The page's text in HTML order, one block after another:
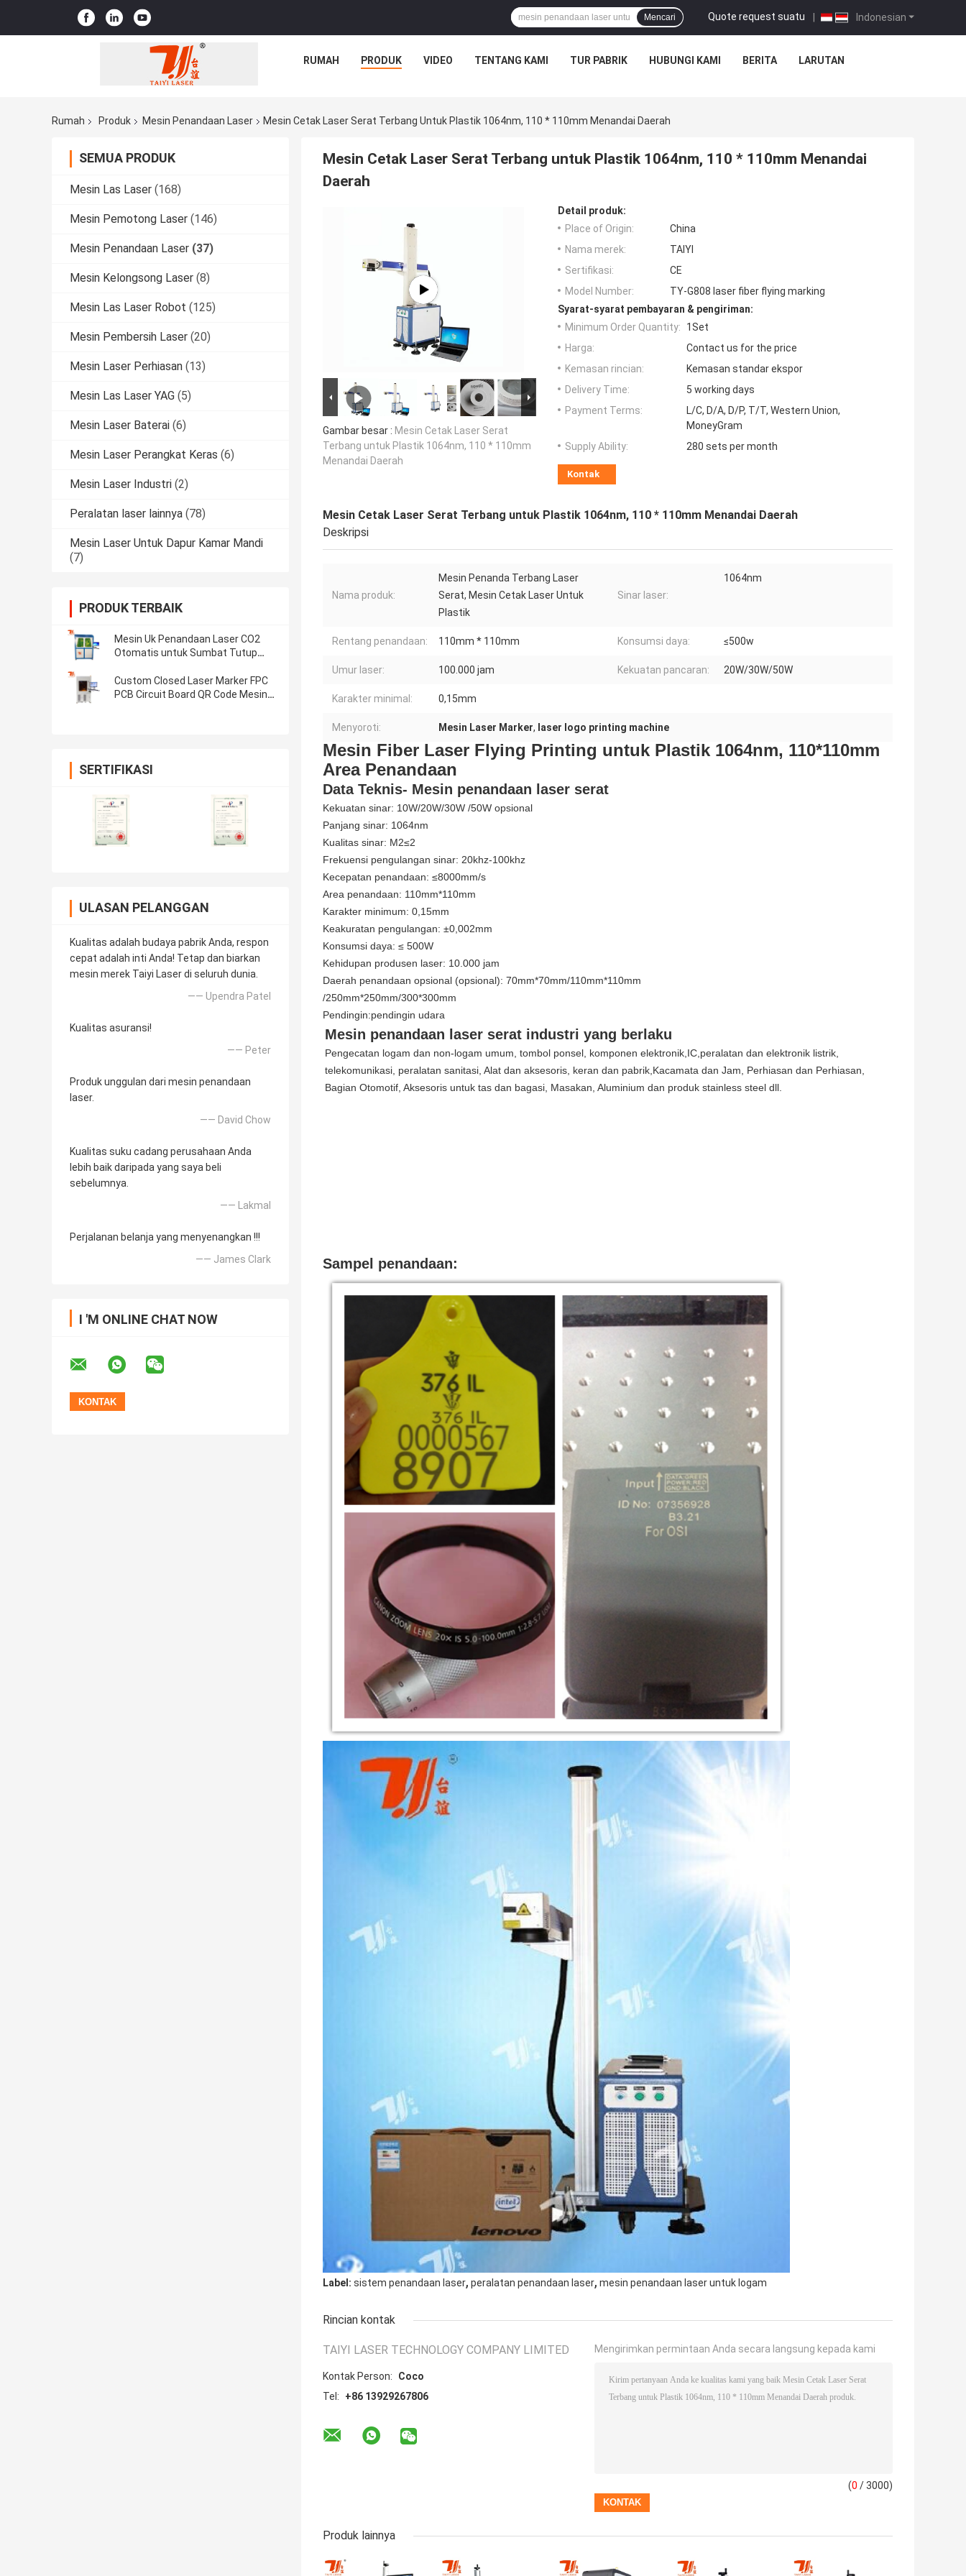
Indonesian
Quote request suatu |
Mencari
RUMAH PRODUK VIDEO TENTANG KAMI TUR PABRIK HUBUNGI KAMI BERITA LARUTAN
Rumah Produk Mesin Penandaan Laser Mesin Cetak Laser Serat Terbang Untuk Plastik 1064nm, 110 * 110mm Menandai Daerah
SEMUA PRODUK
Mesin Las Laser (168)
Mesin Pemotong Laser (146)
Mesin Penandaan Laser (37)
Mesin Kelongsong Laser (8)
Mesin Las Laser Robot (125)
Mesin Pembersih Laser (20)
Mesin Laser Perhiasan (13)
Mesin Las Laser YAG (5)
Mesin Laser Baterai (6)
Mesin Laser Perangkat Keras (6)
Mesin Laser Industri (2)
Peralatan laser lainnya (78)
Mesin Laser Untuk Dapur Kamar Mandi
(7)
PRODUK TERBAIK
Mesin Uk Penandaan Laser CO2
Otomatis untuk Sumbat Tutup
Custom Closed Laser Marker FPC
PCB Circuit Board QR Code Mesin
SERTIFIKASI
ULASAN PELANGGAN
Kualitas adalah budaya pabrik Anda, respon
cepat adalah inti Anda! Tetap dan biarkan
mesin merek Taiyi Laser di seluruh dunia.
—— Upendra Patel
Kualitas asuransi!
—— Peter
Produk unggulan dari mesin penandaan
laser.
—— David Chow
Kualitas suku cadang perusahaan Anda
lebih baik daripada yang saya beli
sebelumnya.
—— Lakmal
Perjalanan belanja yang menyenangkan !!!
—— James Clark
I 'M ONLINE CHAT NOW
Mesin Cetak Laser Serat Terbang untuk Plastik 1064nm, 110 * 110mm Menandai
Daerah
Gambar besar : Mesin Cetak Laser Serat
Terbang untuk Plastik 1064nm, 110 * 110mm
Menandai Daerah
Detail produk:
Place of Origin:
China
Nama merek:
TAIYI
Sertifikasi:
CE
Model Number:
TY-G808 laser fiber flying marking
Syarat-syarat pembayaran & pengiriman:
Minimum Order Quantity:
1Set
Harga:
Contact us for the price
Kemasan rincian:
Kemasan standar ekspor
Delivery Time:
5 working days
Payment Terms:
L/C, D/A, D/P, T/T, Western Union,
MoneyGram
Supply Ability:
280 sets per month
Kontak
Mesin Cetak Laser Serat Terbang untuk Plastik 1064nm, 110 * 110mm Menandai Daerah
Deskripsi
Nama produk:
Mesin Penanda Terbang Laser
Serat, Mesin Cetak Laser Untuk
Plastik
Sinar laser:
1064nm
Rentang penandaan: 110mm * 110mm Konsumsi daya: ≤500w
Umur laser: 100.000 jam Kekuatan pancaran: 20W/30W/50W
Karakter minimal: 0,15mm
Menyoroti: Mesin Laser Marker, laser logo printing machine
Mesin Fiber Laser Flying Printing untuk Plastik 1064nm, 110*110mm
Area Penandaan
Data Teknis- Mesin penandaan laser serat
Kekuatan sinar: 10W/20W/30W /50W opsional
Panjang sinar: 1064nm
Kualitas sinar: M2≤2
Frekuensi pengulangan sinar: 20khz-100khz
Kecepatan penandaan: ≤8000mm/s
Area penandaan: 110mm*110mm
Karakter minimum: 0,15mm
Keakuratan pengulangan: ±0,002mm
Konsumsi daya: ≤ 500W
Kehidupan produsen laser: 10.000 jam
Daerah penandaan opsional (opsional): 70mm*70mm/110mm*110mm
/250mm*250mm/300*300mm
Pendingin:pendingin udara
Mesin penandaan laser serat industri yang berlaku
Pengecatan logam dan non-logam umum, tombol ponsel, komponen elektronik,IC,peralatan dan elektronik listrik,
telekomunikasi, peralatan sanitasi, Alat dan aksesoris, keran dan pabrik,Kacamata dan Jam, Perhiasan dan Perhiasan,
Bagian Otomotif, Aksesoris untuk tas dan bagasi, Masakan, Aluminium dan produk stainless steel dll.
Sampel penandaan:
Label: sistem penandaan laser, peralatan penandaan laser, mesin penandaan laser untuk logam
Rincian kontak
TAIYI LASER TECHNOLOGY COMPANY LIMITED
Kontak Person:
Coco
Tel:
+86 13929267806
Mengirimkan permintaan Anda secara langsung kepada kami
(0 / 3000)
Produk lainnya